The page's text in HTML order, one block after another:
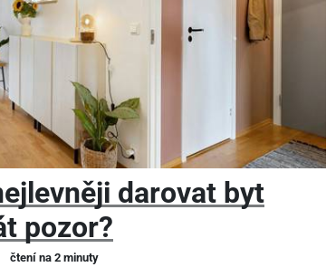
darovat byt
pozor?
čtení na 2 minuty